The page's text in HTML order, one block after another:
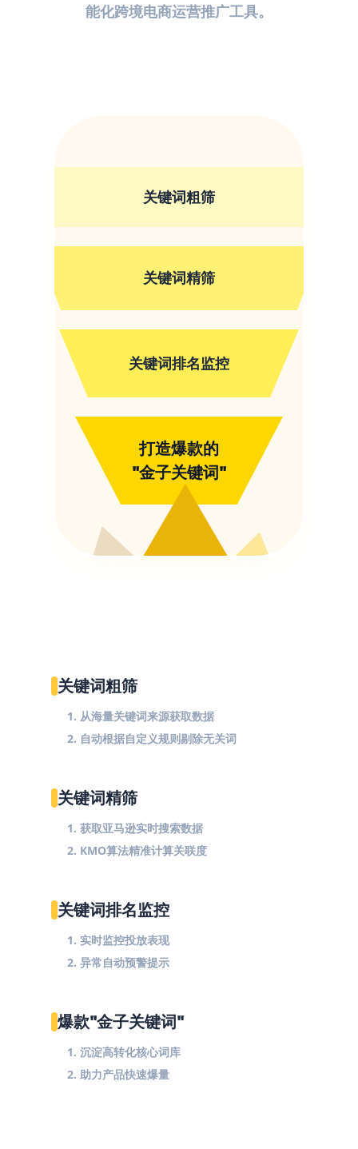
能化跨境电商运营推广工具。
关键词粗筛
关键词精筛
关键词排名监控
打造爆款的
"金子关键词"
关键词粗筛
1. 从海量关键词来源获取数据
2. 自动根据自定义规则剔除无关词
关键词精筛
1. 获取亚马逊实时搜索数据
2. KMO算法精准计算关联度
关键词排名监控
1. 实时监控投放表现
2. 异常自动预警提示
爆款"金子关键词"
1. 沉淀高转化核心词库
2. 助力产品快速爆量